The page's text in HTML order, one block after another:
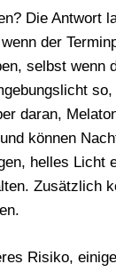
Die Antwort
der
selbst wenn
daran,
können
helles Licht
Zusätzlich
Risiko,